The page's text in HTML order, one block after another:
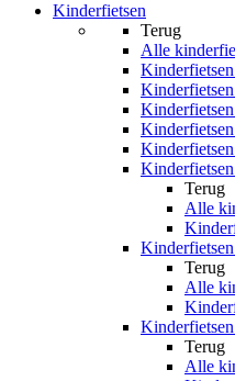
Kinderfietsen
Terug
Alle
Terug
Alle
Terug
Alle
Terug
Alle